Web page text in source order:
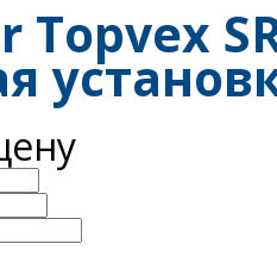
Topvex